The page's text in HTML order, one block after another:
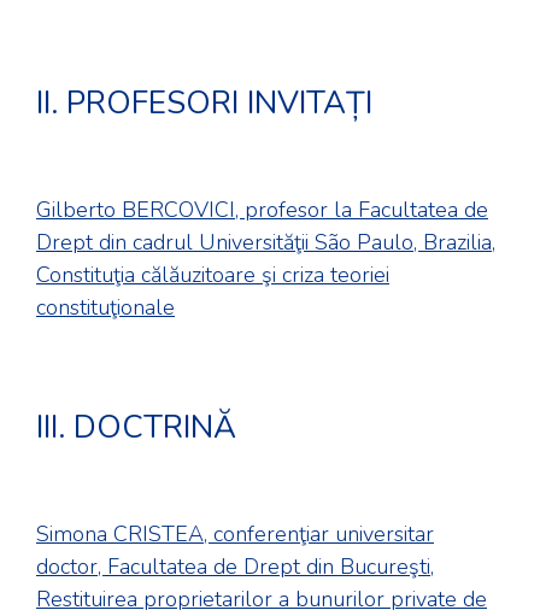
II. PROFESORI INVITAȚI
Gilberto BERCOVICI, profesor la Facultatea de
Drept din cadrul Universităţii São Paulo, Brazilia,
Constituţia călăuzitoare şi criza teoriei
constituţionale
III. DOCTRINĂ
Simona CRISTEA, conferenţiar universitar
doctor, Facultatea de Drept din Bucureşti,
Restituirea proprietarilor a bunurilor private de